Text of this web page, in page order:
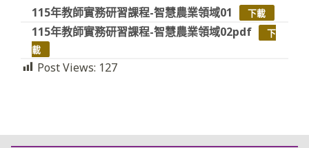
115年教師實務研習課程-智慧農業領域01
下載
115年教師實務研習課程-智慧農業領域02pdf
下
載
Post Views: 127